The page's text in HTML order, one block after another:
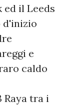
il Leeds
d'inizio
e
caldo
tra i